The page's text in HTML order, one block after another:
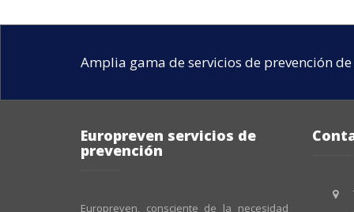
Amplia gama de servicios de prevención
Europreven servicios de
prevención
Europreven, consciente de la necesidad